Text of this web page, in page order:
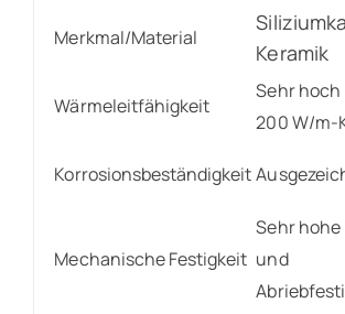
Merkmal/Material
Keramik
Wärmeleitfähigkeit
Sehr hoch
200 W/m-
Korrosionsbeständigkeit
Mechanische Festigkeit
Sehr hohe
und